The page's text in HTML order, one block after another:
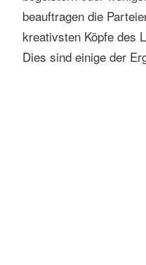
beauftragen die
kreativsten Köpfe des
Dies sind einige der